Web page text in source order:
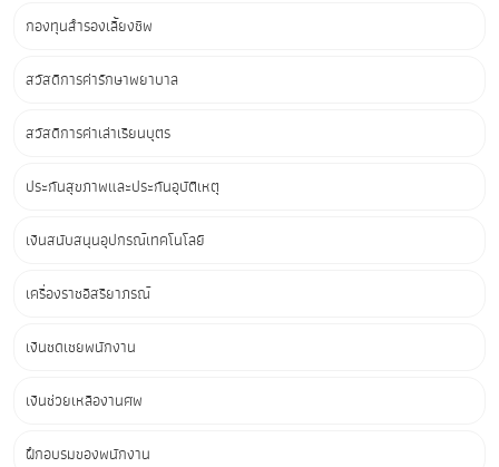
กองทุนสำรองเลี้ยงชีพ
สวัสดิการค่ารักษาพยาบาล
สวัสดิการค่าเล่าเรียนบุตร
ประกันสุขภาพและประกันอุบัติเหตุ
เงินสนับสนุนอุปกรณ์เทคโนโลยี
เครื่องราชอิสริยาภรณ์
เงินชดเชยพนักงาน
เงินช่วยเหลืองานศพ
ฝึกอบรมของพนักงาน